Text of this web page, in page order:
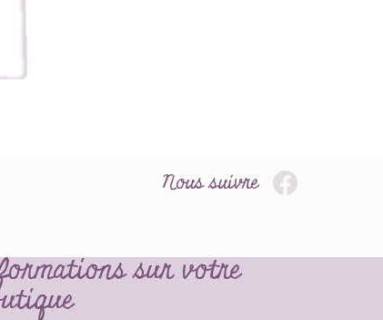
Nous suivre
sur votre